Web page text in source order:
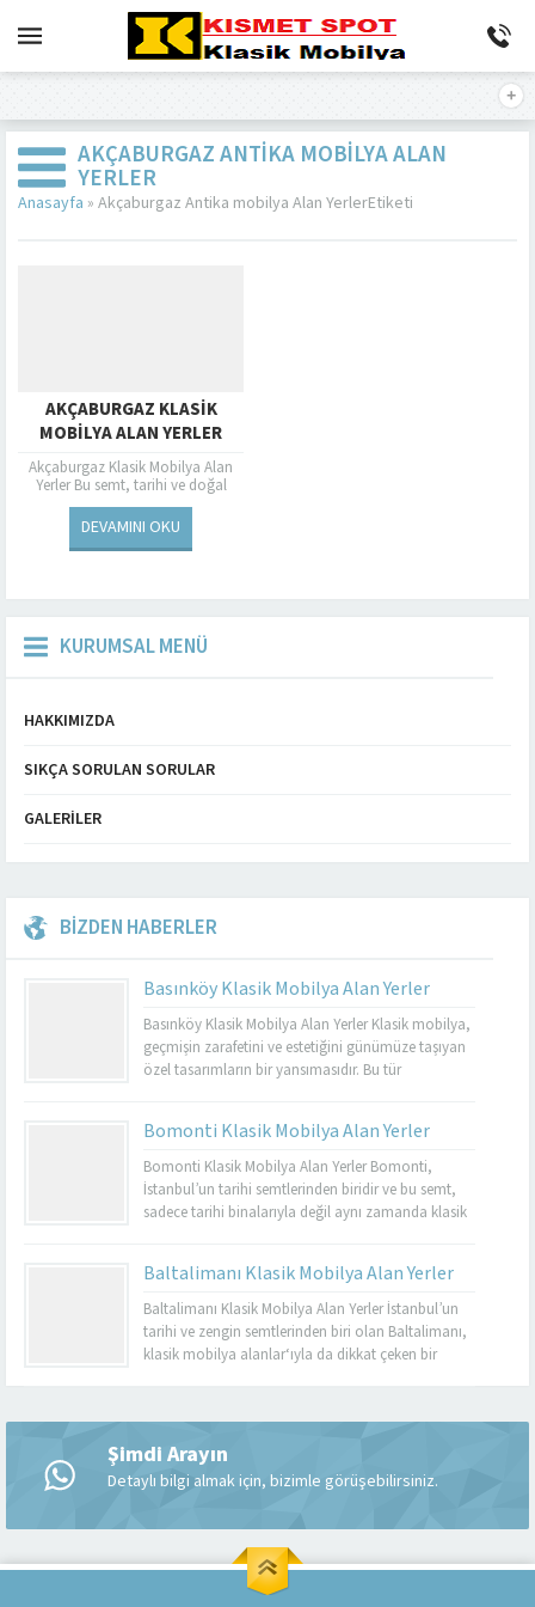
AKÇABURGAZ ANTIKA MOBILYA ALAN
YERLER
Anasayfa » Akçaburgaz Antika mobilya Alan YerlerEtiketi
AKÇABURGAZ KLASIK
MOBILYA ALAN YERLER
Akçaburgaz Klasik Mobilya Alan
Yerler Bu semt, tarihi ve doğal
güzellikleriyle bilinirken, aynı
zamanda Klasik Mobilya
DEVAMINI OKU
KURUMSAL MENÜ
HAKKIMIZDA
SIKÇA SORULAN SORULAR
GALERILER
BİZDEN HABERLER
Basınköy Klasik Mobilya Alan Yerler
Basınköy Klasik Mobilya Alan Yerler Klasik mobilya,
geçmişin zarafetini ve estetiğini günümüze taşıyan
özel tasarımların bir yansımasıdır. Bu tür
mobilya alan yerler, bu tür özel parçaları
değerlendirmek isteyenler için mükemmel bir
seçenektir. Eğer siz de eski mobilyalarınızı satmayı...
Bomonti Klasik Mobilya Alan Yerler
Bomonti Klasik Mobilya Alan Yerler Bomonti,
İstanbul’un tarihi semtlerinden biridir ve bu semt,
sadece tarihi binalarıyla değil aynı zamanda klasik
bir semt olup, bu semtte klasik mobilyaları sevenler
için birçok seçenek sunmaktadır. Bomonti klasik
mobilya...
Baltalimanı Klasik Mobilya Alan Yerler
Baltalimanı Klasik Mobilya Alan Yerler İstanbul’un
tarihi ve zengin semtlerinden biri olan Baltalimanı,
klasik mobilya alanlar‘ıyla da dikkat çeken bir
mobilya ürünlerini bulabileceğiniz birçok
mağazaya ev sahipliği yapmaktadır. Bu makalede,
Baltalimanı klasik mobilya alan yerler hakkında...
Şimdi Arayın
Detaylı bilgi almak için, bizimle görüşebilirsiniz.
Cevap Yaz